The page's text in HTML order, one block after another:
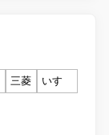
三菱
いすゞ